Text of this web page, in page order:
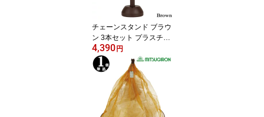
チェーンスタンド ブラウ
ン 3本セット プラスチッ
クチェーン5m付【駐車
場ポールチェーン 駐車場
ポール おしゃれ 駐車禁
止 立入禁止 駐車場 フェ
ンス チェーンポール プ
ラチェーン 車止め 駐車
場 仕切り 可動式 ガレー
4,390 円